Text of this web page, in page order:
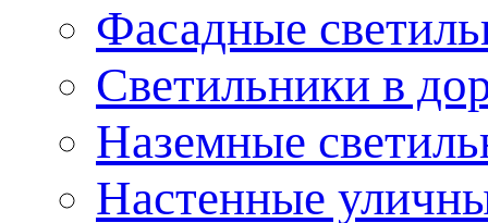
Фасадные
Светильники в
Наземные
Настенные